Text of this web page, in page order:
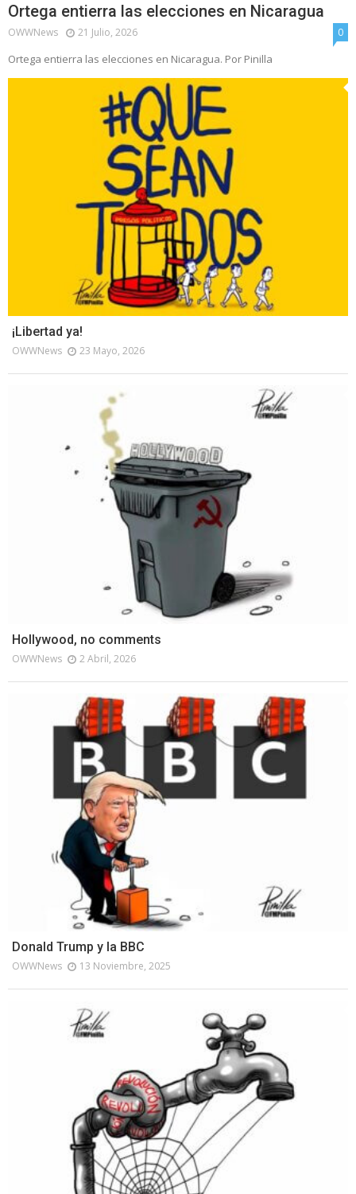
Ortega entierra las elecciones en Nicaragua
OWWNews 21 Julio, 2026 0
Ortega entierra las elecciones en Nicaragua. Por Pinilla
¡Libertad ya!
OWWNews 23 Mayo, 2026
Hollywood, no comments
OWWNews 2 Abril, 2026
Donald Trump y la BBC
OWWNews 13 Noviembre, 2025